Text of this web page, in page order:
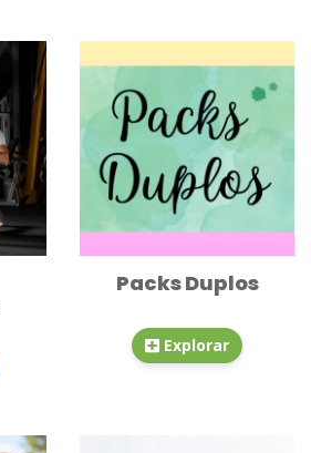
Packs Duplos
Explorar